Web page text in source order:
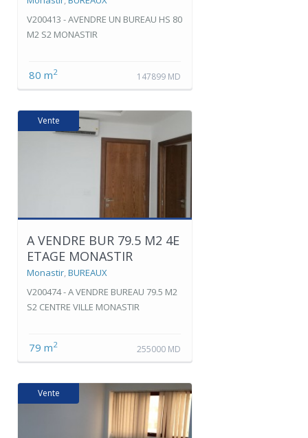
V200413 - AVENDRE UN BUREAU HS 80
M2 S2 MONASTIR
80 m2 147899 MD
Vente
A VENDRE BUR 79.5 M2 4E
ETAGE MONASTIR
Monastir,BUREAUX
V200474 - A VENDRE BUREAU 79.5 M2
S2 CENTRE VILLE MONASTIR
79 m2 255000 MD
Vente